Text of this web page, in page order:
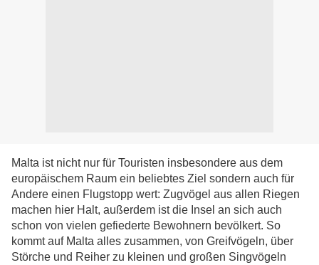
Malta ist nicht nur für Touristen insbesondere aus dem
europäischem Raum ein beliebtes Ziel sondern auch für
Andere einen Flugstopp wert: Zugvögel aus allen Riegen
machen hier Halt, außerdem ist die Insel an sich auch
schon von vielen gefiederte Bewohnern bevölkert. So
kommt auf Malta alles zusammen, von Greifvögeln, über
Störche und Reiher zu kleinen und großen Singvögeln